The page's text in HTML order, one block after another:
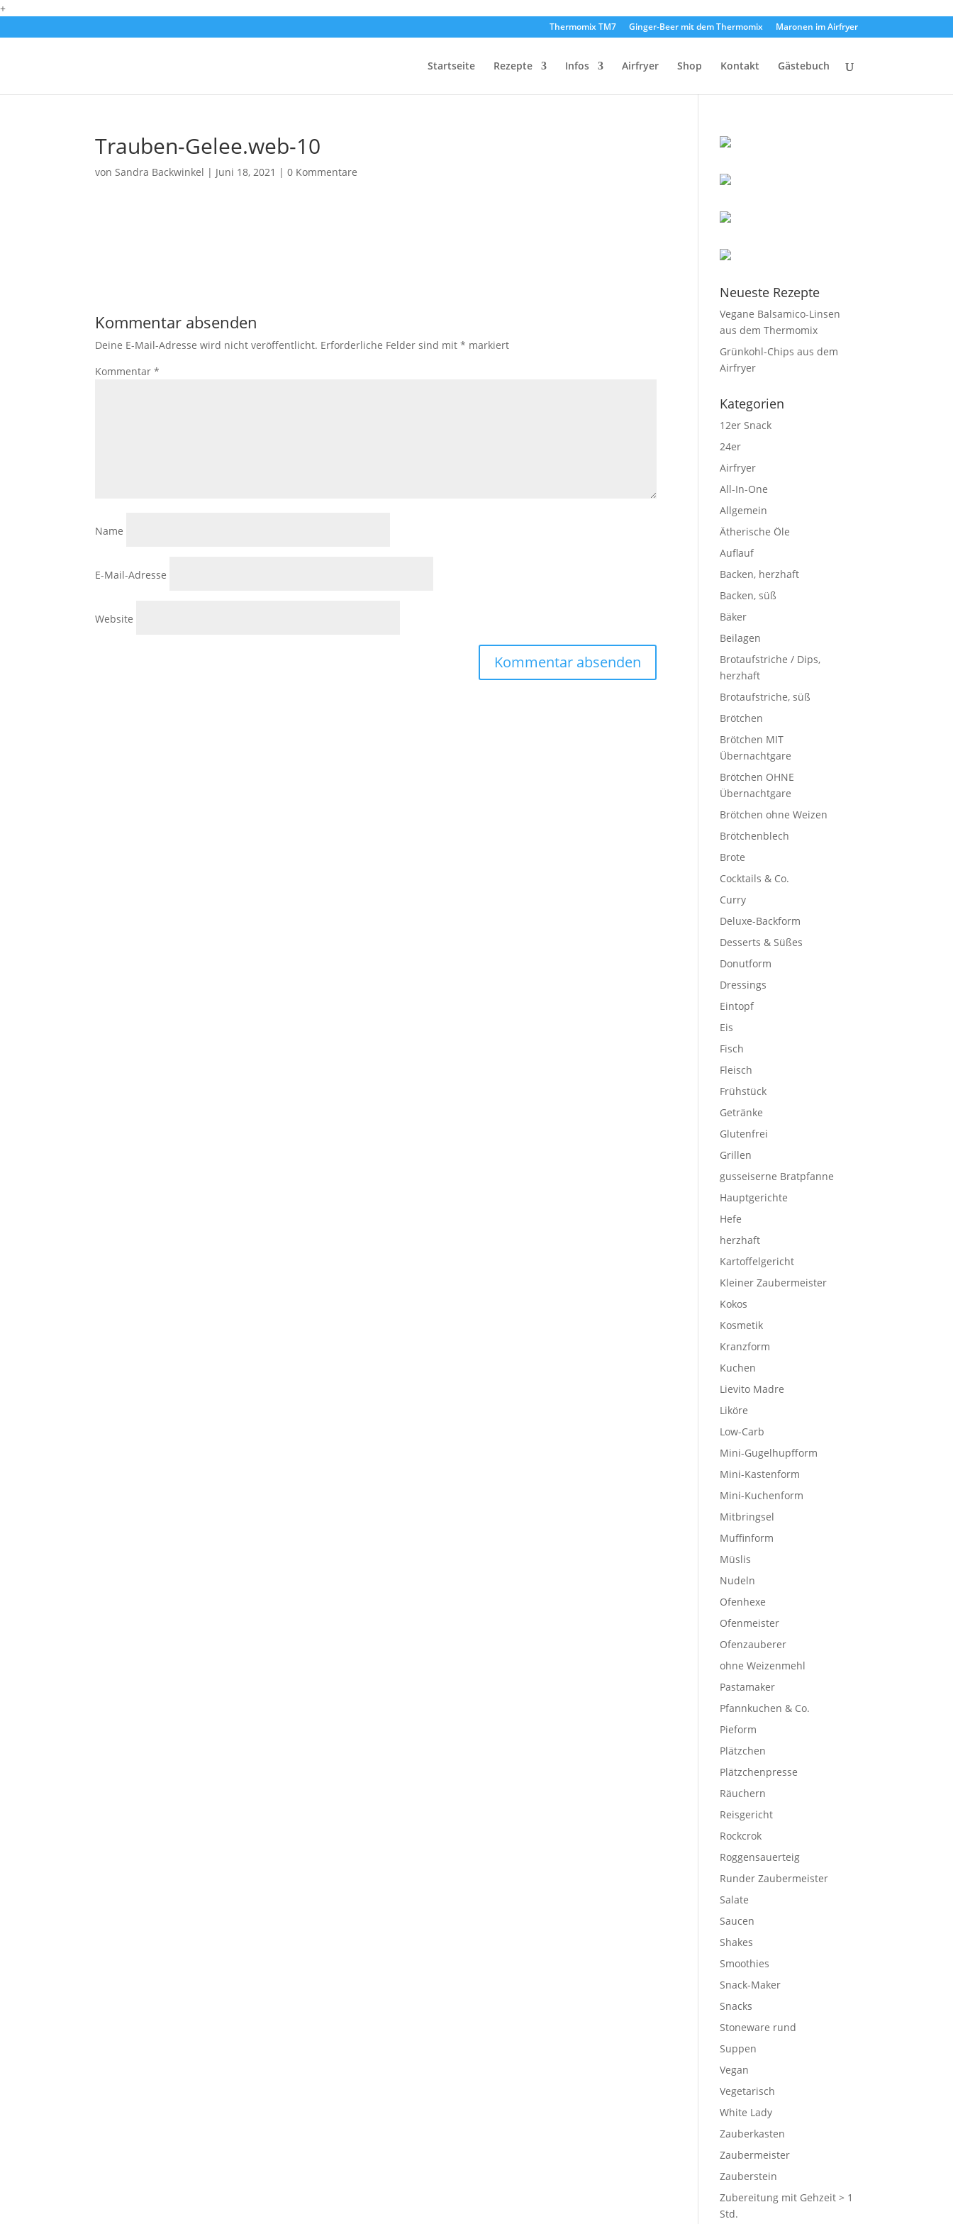
+
Thermomix TM7 Ginger-Beer mit dem Thermomix Maronen im Airfryer
Startseite Rezepte Infos Airfryer Shop Kontakt Gästebuch
Trauben-Gelee.web-10
vonSandra Backwinkel | Juni 18, 2021 |0 Kommentare
Kommentar absenden
Deine E-Mail-Adresse wird nicht veröffentlicht. Erforderliche Felder sind mit* markiert
Kommentar*
Name
E-Mail-Adresse
Website
Neueste Rezepte
Vegane Balsamico-Linsen
aus dem Thermomix
Grünkohl-Chips aus dem
Airfryer
Kategorien
12er Snack
24er
Airfryer
All-In-One
Allgemein
Ätherische Öle
Auflauf
Backen, herzhaft
Backen, süß
Bäker
Beilagen
Brotaufstriche / Dips,
herzhaft
Brotaufstriche, süß
Brötchen
Brötchen MIT
Übernachtgare
Brötchen OHNE
Übernachtgare
Brötchen ohne Weizen
Brötchenblech
Brote
Cocktails & Co.
Curry
Deluxe-Backform
Desserts & Süßes
Donutform
Dressings
Eintopf
Eis
Fisch
Fleisch
Frühstück
Getränke
Glutenfrei
Grillen
gusseiserne Bratpfanne
Hauptgerichte
Hefe
herzhaft
Kartoffelgericht
Kleiner Zaubermeister
Kokos
Kosmetik
Kranzform
Kuchen
Lievito Madre
Liköre
Low-Carb
Mini-Gugelhupfform
Mini-Kastenform
Mini-Kuchenform
Mitbringsel
Muffinform
Müslis
Nudeln
Ofenhexe
Ofenmeister
Ofenzauberer
ohne Weizenmehl
Pastamaker
Pfannkuchen & Co.
Pieform
Plätzchen
Plätzchenpresse
Räuchern
Reisgericht
Rockcrok
Roggensauerteig
Runder Zaubermeister
Salate
Saucen
Shakes
Smoothies
Snack-Maker
Snacks
Stoneware rund
Suppen
Vegan
Vegetarisch
White Lady
Zauberkasten
Zaubermeister
Zauberstein
Zubereitung mit Gehzeit > 1
Std.